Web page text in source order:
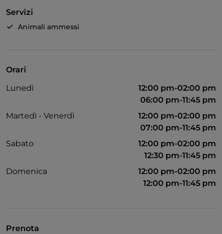
Servizi
Animali ammessi
Orari
Lunedì
12:00 pm-02:00 pm
06:00 pm-11:45 pm
Martedì - Venerdì
12:00 pm-02:00 pm
07:00 pm-11:45 pm
Sabato
12:00 pm-02:00 pm
12:30 pm-11:45 pm
Domenica
12:00 pm-02:00 pm
12:00 pm-11:45 pm
Prenota